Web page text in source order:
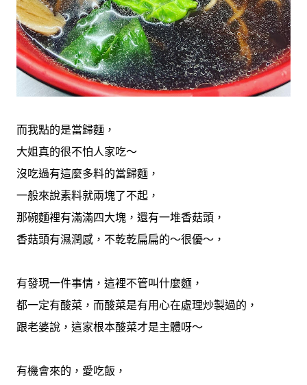
而我點的是當歸麵，
大姐真的很不怕人家吃～
沒吃過有這麼多料的當歸麵，
一般來說素料就兩塊了不起，
那碗麵裡有滿滿四大塊，還有一堆香菇頭，
香菇頭有濕潤感，不乾乾扁扁的～很優～，
有發現一件事情，這裡不管叫什麼麵，
都一定有酸菜，而酸菜是有用心在處理炒製過的，
跟老婆說，這家根本酸菜才是主體呀～
有機會來的，愛吃飯，